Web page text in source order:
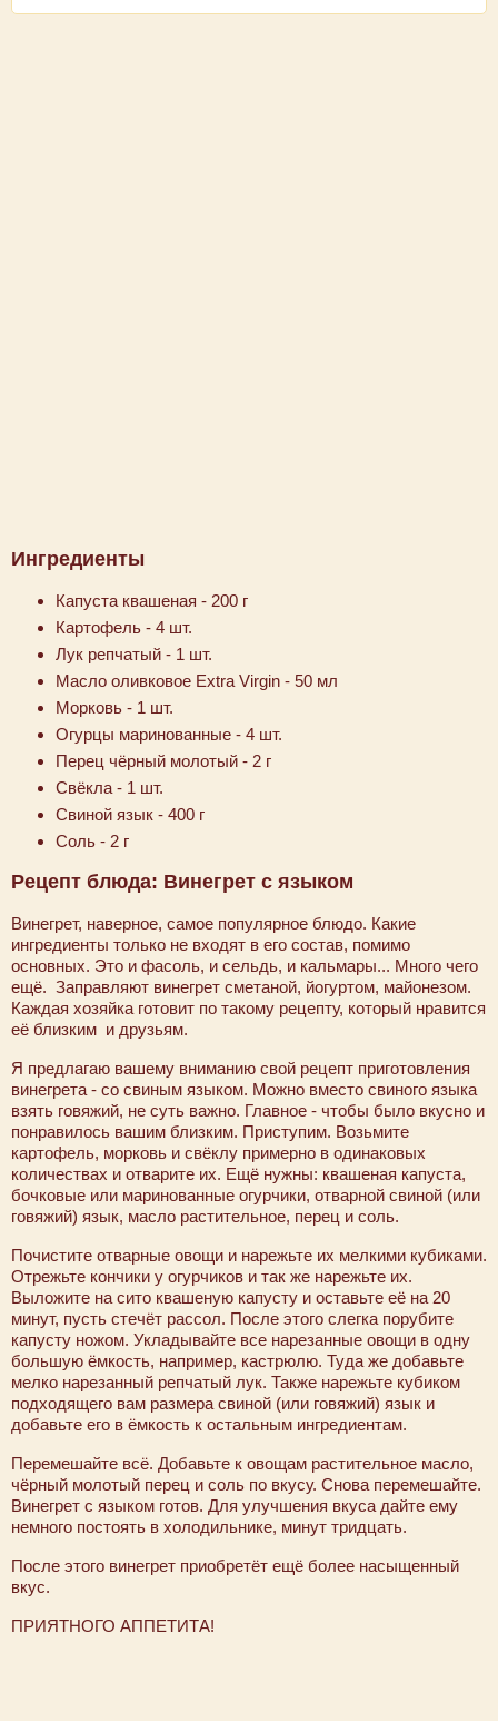
Ингредиенты
Капуста квашеная - 200 г
Картофель - 4 шт.
Лук репчатый - 1 шт.
Масло оливковое Extra Virgin - 50 мл
Морковь - 1 шт.
Огурцы маринованные - 4 шт.
Перец чёрный молотый - 2 г
Свёкла - 1 шт.
Свиной язык - 400 г
Соль - 2 г
Рецепт блюда: Винегрет с языком
Винегрет, наверное, самое популярное блюдо. Какие
ингредиенты только не входят в его состав, помимо
основных. Это и фасоль, и сельдь, и кальмары... Много чего
ещё. Заправляют винегрет сметаной, йогуртом, майонезом.
Каждая хозяйка готовит по такому рецепту, который нравится
её близким и друзьям.
Я предлагаю вашему вниманию свой рецепт приготовления
винегрета - со свиным языком. Можно вместо свиного языка
взять говяжий, не суть важно. Главное - чтобы было вкусно и
понравилось вашим близким. Приступим. Возьмите
картофель, морковь и свёклу примерно в одинаковых
количествах и отварите их. Ещё нужны: квашеная капуста,
бочковые или маринованные огурчики, отварной свиной (или
говяжий) язык, масло растительное, перец и соль.
Почистите отварные овощи и нарежьте их мелкими кубиками.
Отрежьте кончики у огурчиков и так же нарежьте их.
Выложите на сито квашеную капусту и оставьте её на 20
минут, пусть стечёт рассол. После этого слегка порубите
капусту ножом. Укладывайте все нарезанные овощи в одну
большую ёмкость, например, кастрюлю. Туда же добавьте
мелко нарезанный репчатый лук. Также нарежьте кубиком
подходящего вам размера свиной (или говяжий) язык и
добавьте его в ёмкость к остальным ингредиентам.
Перемешайте всё. Добавьте к овощам растительное масло,
чёрный молотый перец и соль по вкусу. Снова перемешайте.
Винегрет с языком готов. Для улучшения вкуса дайте ему
немного постоять в холодильнике, минут тридцать.
После этого винегрет приобретёт ещё более насыщенный
вкус.
ПРИЯТНОГО АППЕТИТА!